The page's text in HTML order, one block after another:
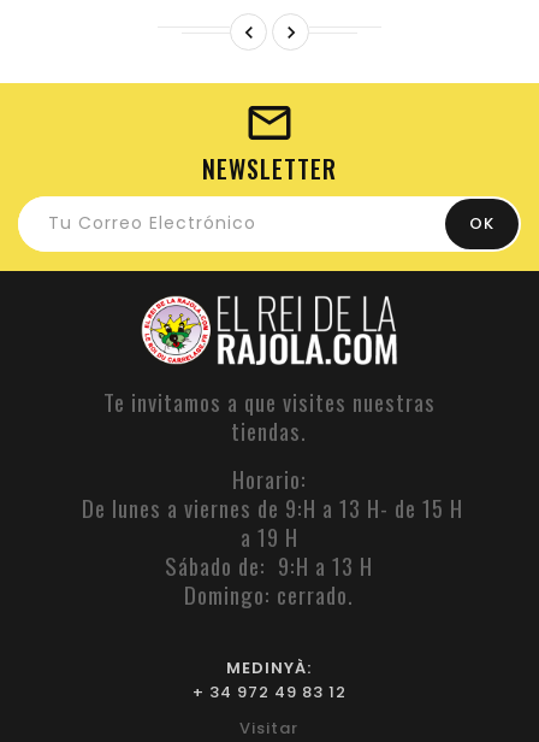
 
NEWSLETTER
Te invitamos a que visites nuestras
tiendas.
Horario:
De lunes a viernes de 9:H a 13 H- de 15 H
a 19 H
Sábado de: 9:H a 13 H
Domingo: cerrado.
MEDINYÀ:
+ 34 972 49 83 12
Visitar